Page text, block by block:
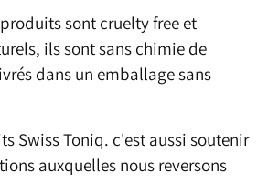
sont cruelty free et
ils sont sans chimie de
dans un emballage sans
Swiss Toniq. c'est aussi soutenir
auxquelles nous reversons